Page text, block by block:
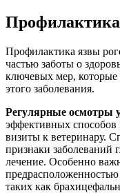
Профилактика язвы
частью заботы о
ключевых мер, которые
этого заболевания.
Регулярные осмотры
эффективных способов
визиты к ветеринару.
признаки заболеваний
лечение. Особенно
таких как